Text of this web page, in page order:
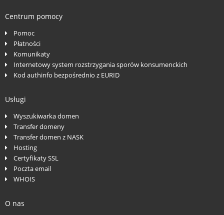
Centrum pomocy
Pomoc
Płatności
Komunikaty
Internetowy system rozstrzygania sporów konsumenckich
Kod authinfo bezpośrednio z EURID
Usługi
Wyszukiwarka domen
Transfer domeny
Transfer domen z NASK
Hosting
Certyfikaty SSL
Poczta email
WHOIS
O nas